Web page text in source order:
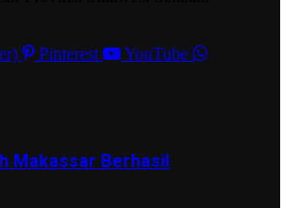
Pinterest
YouTube
Makassar Berhasil